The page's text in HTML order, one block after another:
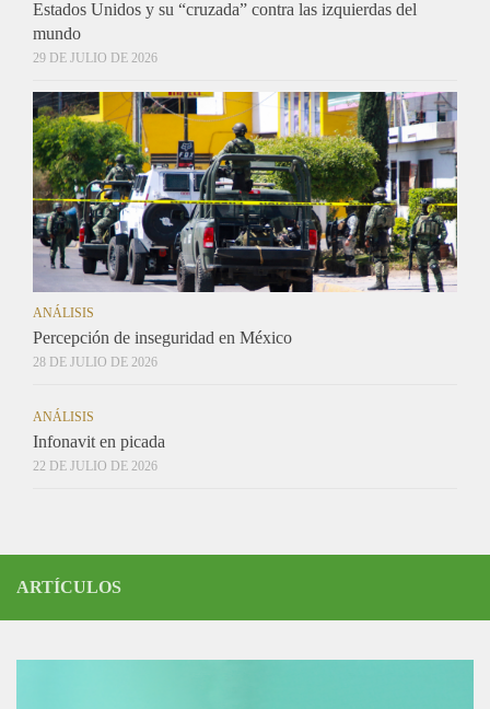
Estados Unidos y su “cruzada” contra las izquierdas del
mundo
29 DE JULIO DE 2026
ANÁLISIS
Percepción de inseguridad en México
28 DE JULIO DE 2026
ANÁLISIS
Infonavit en picada
22 DE JULIO DE 2026
ARTÍCULOS